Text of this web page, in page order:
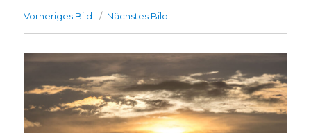
Vorheriges Bild Nächstes Bild